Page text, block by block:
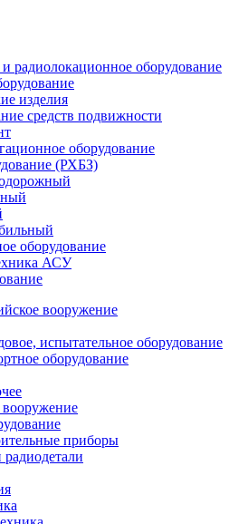
радиолокационное оборудование
изделия
средств подвижности
оборудование
(РХБЗ)
оборудование
АСУ
вооружение
испытательное оборудование
оборудование
приборы